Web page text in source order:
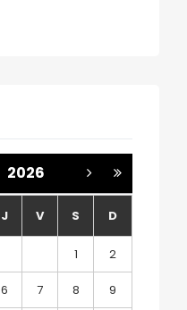
2026
J V S D
1 2
6 7 8 9